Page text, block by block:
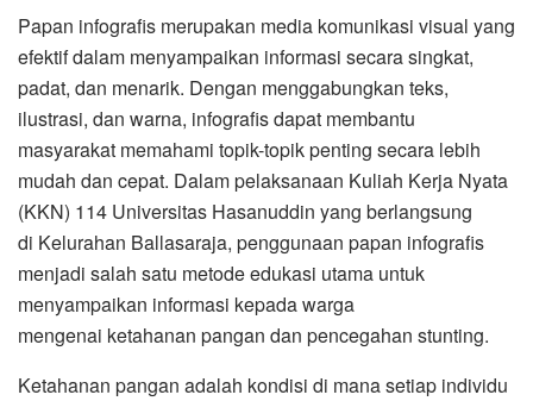
Papan infografis merupakan media komunikasi visual yang
efektif dalam menyampaikan informasi secara singkat,
padat, dan menarik. Dengan menggabungkan teks,
ilustrasi, dan warna, infografis dapat membantu
masyarakat memahami topik-topik penting secara lebih
mudah dan cepat. Dalam pelaksanaan Kuliah Kerja Nyata
(KKN) 114 Universitas Hasanuddin yang berlangsung
di Kelurahan Ballasaraja, penggunaan papan infografis
menjadi salah satu metode edukasi utama untuk
menyampaikan informasi kepada warga
mengenai ketahanan pangan dan pencegahan stunting.
Ketahanan pangan adalah kondisi di mana setiap individu